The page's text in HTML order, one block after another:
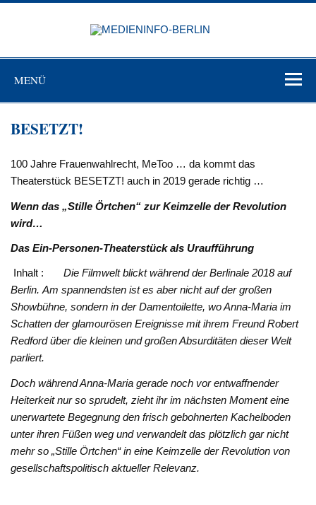
Zum
MENÜ
BESETZT!
100 Jahre Frauenwahlrecht, MeToo … da kommt das
Theaterstück BESETZT! auch in 2019 gerade richtig …
Wenn das „Stille Örtchen“ zur Keimzelle der Revolution
wird…
Das Ein-Personen-Theaterstück als Uraufführung
Inhalt :Die Filmwelt blickt während der Berlinale 2018 auf
Berlin. Am spannendsten ist es aber nicht auf der großen
Showbühne, sondern in der Damentoilette, wo Anna-Maria im
Schatten der glamourösen Ereignisse mit ihrem Freund Robert
Redford über die kleinen und großen Absurditäten dieser Welt
parliert.
Doch während Anna-Maria gerade noch vor entwaffnender
Heiterkeit nur so sprudelt, zieht ihr im nächsten Moment eine
unerwartete Begegnung den frisch gebohnerten Kachelboden
unter ihren Füßen weg und verwandelt das plötzlich gar nicht
mehr so „Stille Örtchen“ in eine Keimzelle der Revolution von
gesellschaftspolitisch aktueller Relevanz.